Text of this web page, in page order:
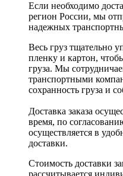
Если необходимо
регион России, мы
надежных
Весь груз тщательно
пленку и картон,
груза. Мы
транспортными
сохранность груза и
Доставка заказа
время, по
осуществляется в
доставки.
Стоимость доставки